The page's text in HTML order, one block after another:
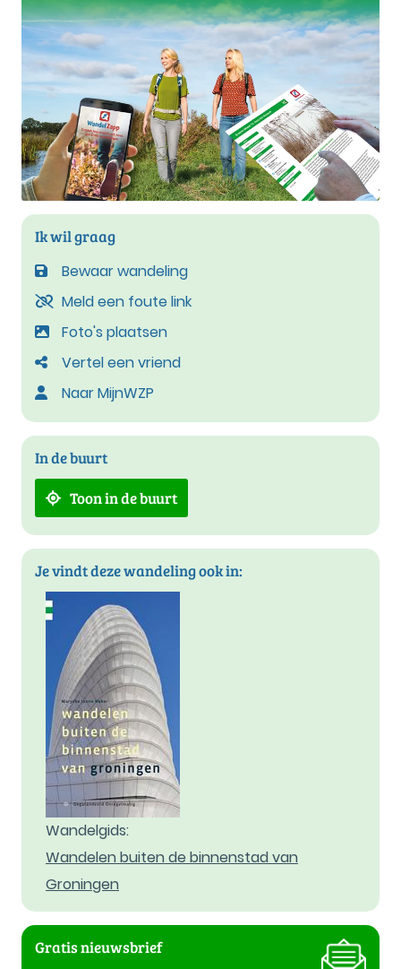
Ik wil graag
Bewaar wandeling
Meld een foute link
Foto's plaatsen
Vertel een vriend
Naar MijnWZP
In de buurt
Toon in de buurt
Je vindt deze wandeling ook in:
Wandelgids:
Wandelen buiten de binnenstad van
Groningen
Gratis nieuwsbrief